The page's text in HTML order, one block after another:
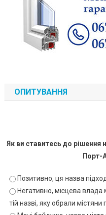
ОПИТУВАННЯ
Як ви ставитесь до рішення
Порт-
Позитивно, ця назва
Негативно, місцева влада
тій назві, яку обрали містяни